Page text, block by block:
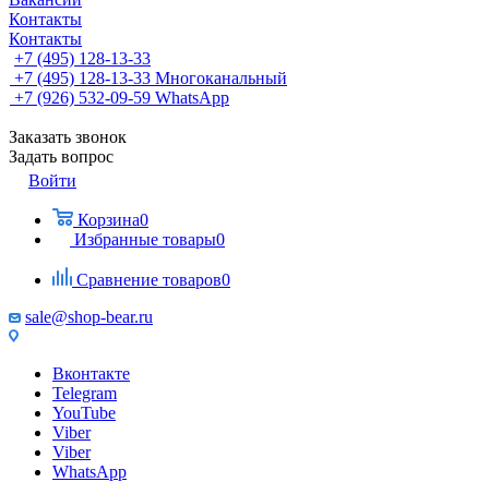
Контакты
Контакты
+7 (495) 128-13-33
+7 (495) 128-13-33 Многоканальный
+7 (926) 532-09-59 WhatsApp
Заказать звонок
Задать вопрос
Войти
Корзина0
Избранные товары0
Сравнение товаров0
sale@shop-bear.ru
Вконтакте
Telegram
YouTube
Viber
Viber
WhatsApp